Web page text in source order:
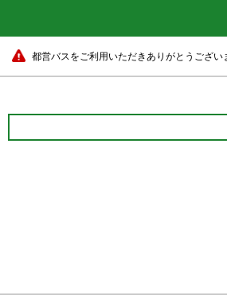
都営バスをご利用いただきありがとうござい